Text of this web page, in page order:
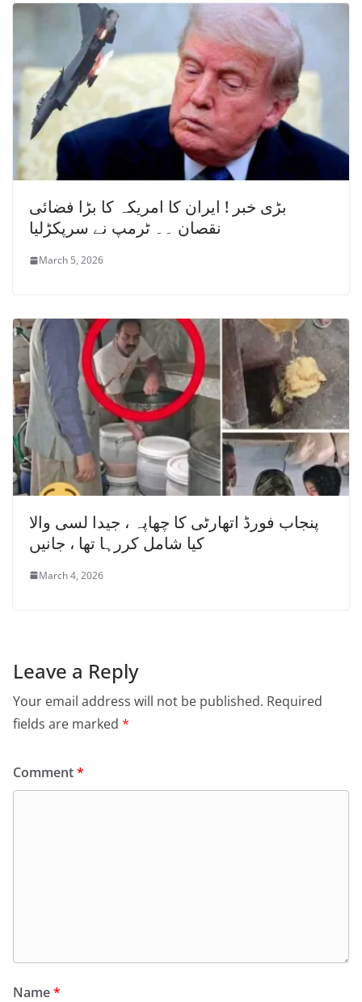
بڑی خبر ! ایران کا امریکہ کا بڑا فضائی
نقصان ۔۔ ٹرمپ نے سرپکڑلیا
March 5, 2026
پنجاب فورڈ اتھارٹی کا چھاپہ ، جیدا لسی والا
کیا شامل کررہا تھا ، جانیں
March 4, 2026
Leave a Reply
Your email address will not be published. Required
fields are marked *
Comment*
Name*